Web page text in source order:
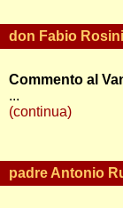
don Fabio
Commento al
...
(continua)
padre Antonio